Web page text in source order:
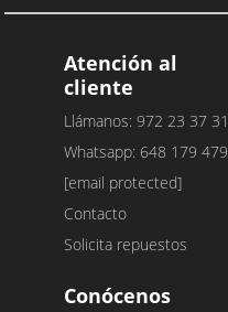
Atención al
cliente
Llámanos: 972 23 37 31
Whatsapp: 648 179 479
[email protected]
Contacto
Solicita repuestos
Conócenos